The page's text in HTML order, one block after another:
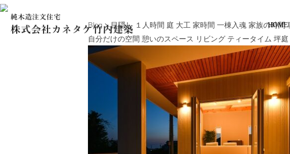
HOME
Blog> 目隠し １人時間 庭 大工 家時間 一棟入魂 家族の時
自分だけの空間 憩いのスペース リビング ティータイム 坪